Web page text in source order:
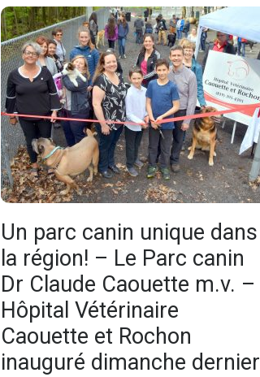
Un parc canin unique dans
la région! – Le Parc canin
Dr Claude Caouette m.v. –
Hôpital Vétérinaire
Caouette et Rochon
inauguré dimanche dernier